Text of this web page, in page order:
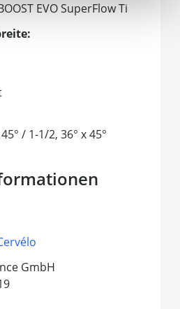
EVO SuperFlow Ti
/ 1-1/2, 36° x 45°
GmbH